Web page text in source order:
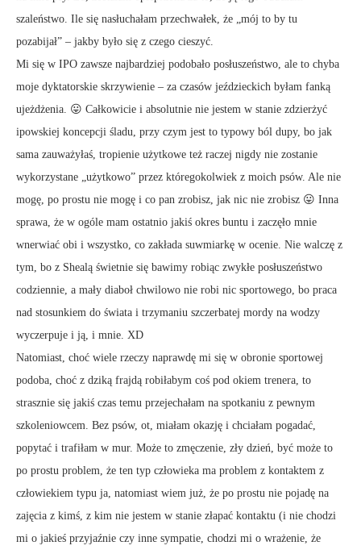
szaleństwo. Ile się nasłuchałam przechwałek, że „mój to by tu
pozabijał” – jakby było się z czego cieszyć.
Mi się w IPO zawsze najbardziej podobało posłuszeństwo, ale to chyba
moje dyktatorskie skrzywienie – za czasów jeździeckich byłam fanką
ujeżdżenia. 😛 Całkowicie i absolutnie nie jestem w stanie zdzierżyć
ipowskiej koncepcji śladu, przy czym jest to typowy ból dupy, bo jak
sama zauważyłaś, tropienie użytkowe też raczej nigdy nie zostanie
wykorzystane „użytkowo” przez któregokolwiek z moich psów. Ale nie
mogę, po prostu nie mogę i co pan zrobisz, jak nic nie zrobisz 😛 Inna
sprawa, że w ogóle mam ostatnio jakiś okres buntu i zaczęło mnie
wnerwiać obi i wszystko, co zakłada suwmiarkę w ocenie. Nie walczę z
tym, bo z Shealą świetnie się bawimy robiąc zwykłe posłuszeństwo
codziennie, a mały diaboł chwilowo nie robi nic sportowego, bo praca
nad stosunkiem do świata i trzymaniu szczerbatej mordy na wodzy
wyczerpuje i ją, i mnie. XD
Natomiast, choć wiele rzeczy naprawdę mi się w obronie sportowej
podoba, choć z dziką frajdą robiłabym coś pod okiem trenera, to
strasznie się jakiś czas temu przejechałam na spotkaniu z pewnym
szkoleniowcem. Bez psów, ot, miałam okazję i chciałam pogadać,
popytać i trafiłam w mur. Może to zmęczenie, zły dzień, być może to
po prostu problem, że ten typ człowieka ma problem z kontaktem z
człowiekiem typu ja, natomiast wiem już, że po prostu nie pojadę na
zajęcia z kimś, z kim nie jestem w stanie złapać kontaktu (i nie chodzi
mi o jakieś przyjaźnie czy inne sympatie, chodzi mi o wrażenie, że